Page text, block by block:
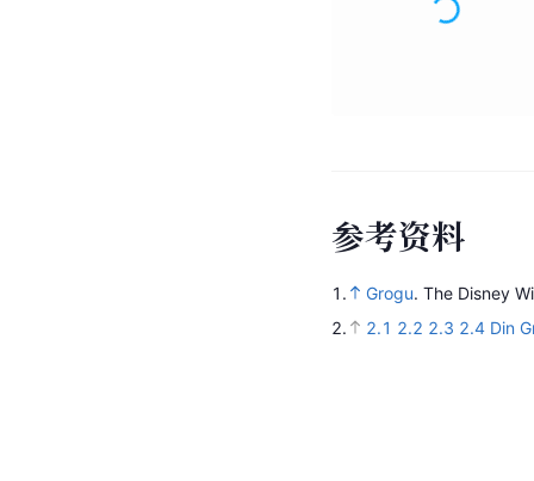
参考资料
1. Grogu. The Disney
2.
2.1 2.2 2.3 2.4 Din